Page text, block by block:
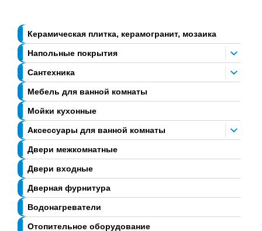
Керамическая плитка, керамогранит, мозаика
Напольные покрытия
Сантехника
Мебель для ванной комнаты
Мойки кухонные
Аксессуары для ванной комнаты
Двери межкомнатные
Двери входные
Дверная фурнитура
Водонагреватели
Отопительное оборудование